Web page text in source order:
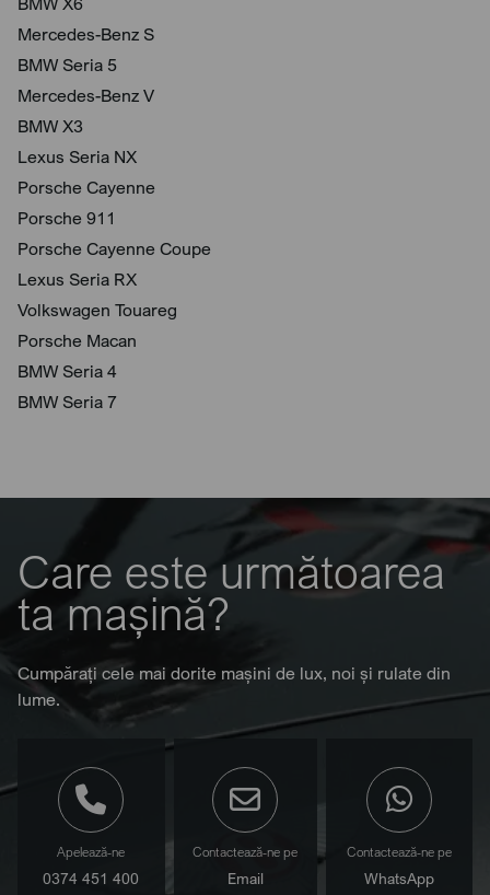
Mercedes-Benz S
BMW Seria 5
Mercedes-Benz V
BMW X3
Lexus Seria NX
Porsche Cayenne
Porsche 911
Porsche Cayenne Coupe
Lexus Seria RX
Volkswagen Touareg
Porsche Macan
BMW Seria 4
BMW Seria 7
Care este următoarea
ta mașină?
Cumpărați cele mai dorite mașini de lux, noi și rulate din
lume.
Apelează-ne
0374 451 400
Contactează-ne pe
Email
Contactează-ne pe
WhatsApp